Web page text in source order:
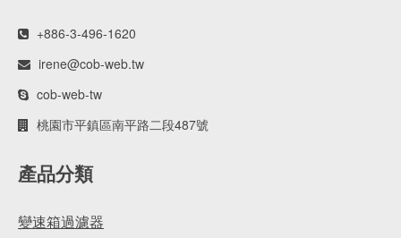
+886-3-496-1620
irene@cob-web.tw
cob-web-tw
桃園市平鎮區南平路二段487號
產品分類
變速箱過濾器